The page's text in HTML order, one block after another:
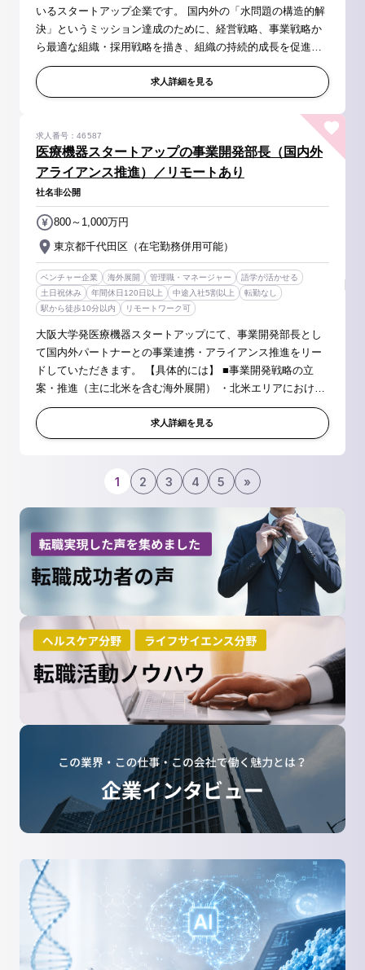
いるスタートアップ企業です。 国内外の「水問題の構造的解
決」というミッション達成のために、経営戦略、事業戦略か
ら最適な組織・採用戦略を描き、組織の持続的成長を促進
し、組織作りを自ら牽引いただける人材を募集いたします。
＜業務内容＞ ■事業課題...求人詳細を見る
医療機器スタートアップの事業開発部長（国内外
アライアンス推進）／リモートあり
求人番号：46587
社名非公開
東京都千代田区（在宅勤務併用可能）
800～1,000万円
ベンチャー企業 海外展開 管理職・マネージャー
語学が活かせる
土日祝休み
年間休日120日以上 中途入社5割以上
転勤なし
駅から徒歩10分以内
リモートワーク可
大阪大学発医療機器スタートアップにて、事業開発部長とし
て国内外パートナーとの事業連携・アライアンス推進をリー
ドしていただきます。 【具体的には】 ■事業開発戦略の立
案・推進（主に北米を含む海外展開） ・北米エリアにおける
事業開発方針の策定、ビジネスプランの作成 ・市場環境・競
合・顧客課題を踏まえ...求人詳細を見る
1 2 3 4 5 »